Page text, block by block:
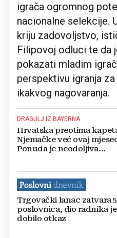
igrača ogromnog
nacionalne selekcije.
kriju zadovoljstvo,
Filipovoj odluci te da
pokazati mladim
perspektivu igranja
ikakvog nagovaranja.
DRAGULJ IZ BAYERNA
Hrvatska preotima
Njemačke već ovaj
Ponuda je neodoljiva...
Trgovački lanac zatvara
poslovnica, dio radnika
dobilo otkaz